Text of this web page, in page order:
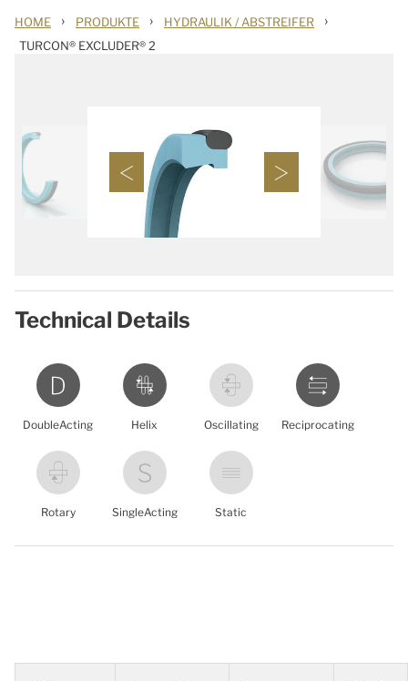
HOME › PRODUKTE › HYDRAULIK / ABSTREIFER ›
TURCON® EXCLUDER® 2
Technical Details
DoubleActing Helix Oscillating Reciprocating
Rotary SingleActing Static